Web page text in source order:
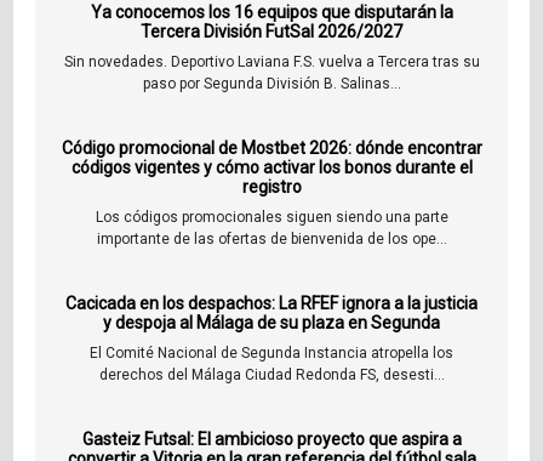
Ya conocemos los 16 equipos que disputarán la
Tercera División FutSal 2026/2027
Sin novedades. Deportivo Laviana F.S. vuelva a Tercera tras su
paso por Segunda División B. Salinas...
Código promocional de Mostbet 2026: dónde encontrar
códigos vigentes y cómo activar los bonos durante el
registro
Los códigos promocionales siguen siendo una parte
importante de las ofertas de bienvenida de los ope...
Cacicada en los despachos: La RFEF ignora a la justicia
y despoja al Málaga de su plaza en Segunda
El Comité Nacional de Segunda Instancia atropella los
derechos del Málaga Ciudad Redonda FS, desesti...
Gasteiz Futsal: El ambicioso proyecto que aspira a